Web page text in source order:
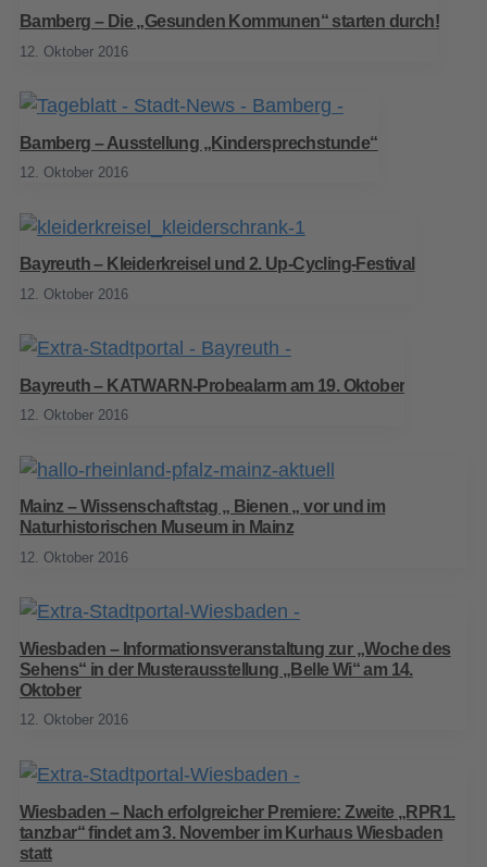
Bamberg – Die „Gesunden Kommunen“ starten durch!
12. Oktober 2016
Bamberg – Ausstellung „Kindersprechstunde“
12. Oktober 2016
Bayreuth – Kleiderkreisel und 2. Up-Cycling-Festival
12. Oktober 2016
Bayreuth – KATWARN-Probealarm am 19. Oktober
12. Oktober 2016
Mainz – Wissenschaftstag „ Bienen „ vor und im
Naturhistorischen Museum in Mainz
12. Oktober 2016
Wiesbaden – Informationsveranstaltung zur „Woche des
Sehens“ in der Musterausstellung „Belle Wi“ am 14.
Oktober
12. Oktober 2016
Wiesbaden – Nach erfolgreicher Premiere: Zweite „RPR1.
tanzbar“ findet am 3. November im Kurhaus Wiesbaden
statt